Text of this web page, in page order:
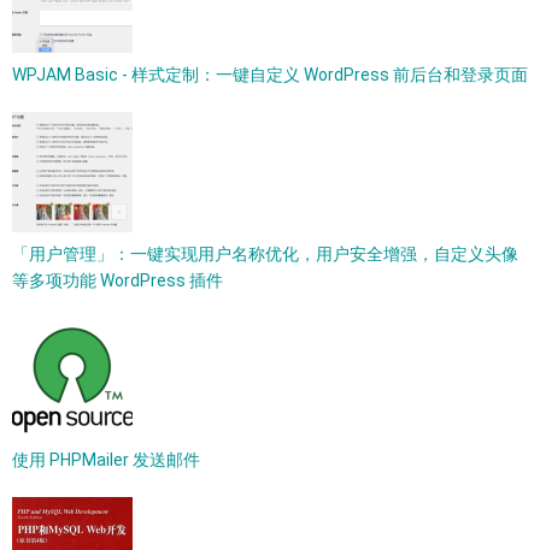
WPJAM Basic - 样式定制：一键自定义 WordPress 前后台和登录页面
「用户管理」：一键实现用户名称优化，用户安全增强，自定义头像
等多项功能 WordPress 插件
使用 PHPMailer 发送邮件